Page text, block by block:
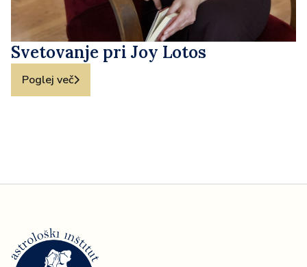
Svetovanje pri Joy Lotos
Poglej več